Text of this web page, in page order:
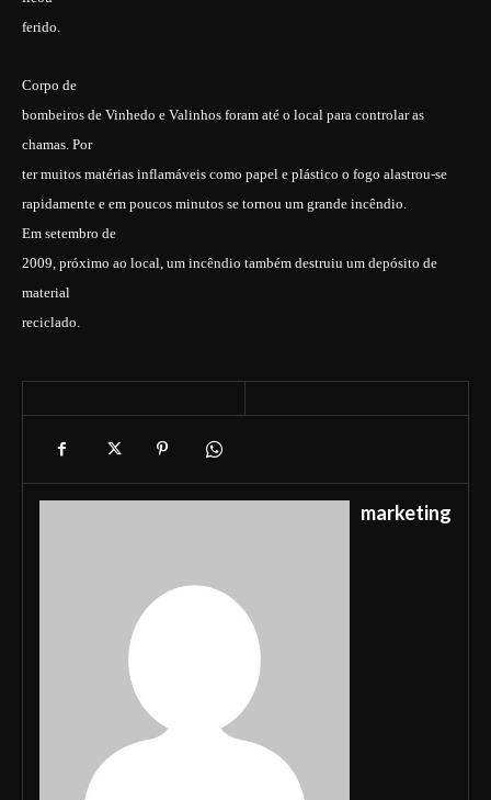
ferido.
Corpo de
bombeiros de Vinhedo e Valinhos foram até o local para controlar as
chamas. Por
ter muitos matérias inflamáveis como papel e plástico o fogo alastrou-se
rapidamente e em poucos minutos se tornou um grande incêndio.
Em setembro de
2009, próximo ao local, um incêndio também destruiu um depósito de
material
reciclado.
marketing